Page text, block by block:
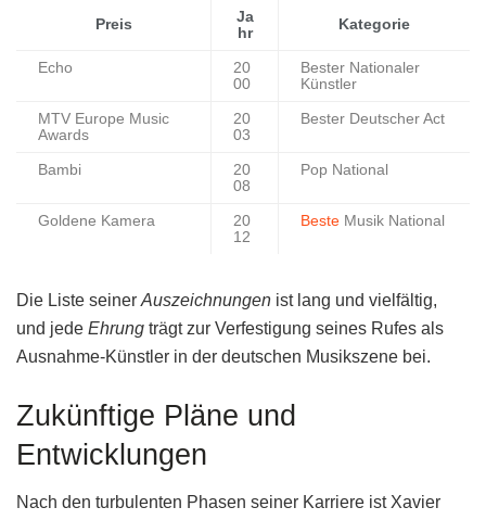
Preis
Ja
hr
Kategorie
Echo
20
00
Bester Nationaler
Künstler
MTV Europe Music
Awards
20
03
Bester Deutscher Act
Bambi
20
08
Pop National
Goldene Kamera
20
12
Beste Musik National
Die Liste seiner Auszeichnungen ist lang und vielfältig,
und jede Ehrung trägt zur Verfestigung seines Rufes als
Ausnahme-Künstler in der deutschen Musikszene bei.
Zukünftige Pläne und
Entwicklungen
Nach den turbulenten Phasen seiner Karriere ist Xavier